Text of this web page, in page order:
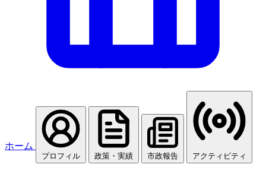
ホーム
プロフィル 政策・実績 市政報告 アクティビティ